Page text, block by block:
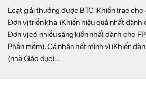
Loạt giải thưởng được BTC iKhiến trao cho
Đơn vị triển khai iKhiến hiệu quả nhất dành
Đơn vị có nhiều sáng kiến nhất dành cho
Phần mềm), Cá nhân hết mình vì iKhiến
(nhà Giáo dục)…